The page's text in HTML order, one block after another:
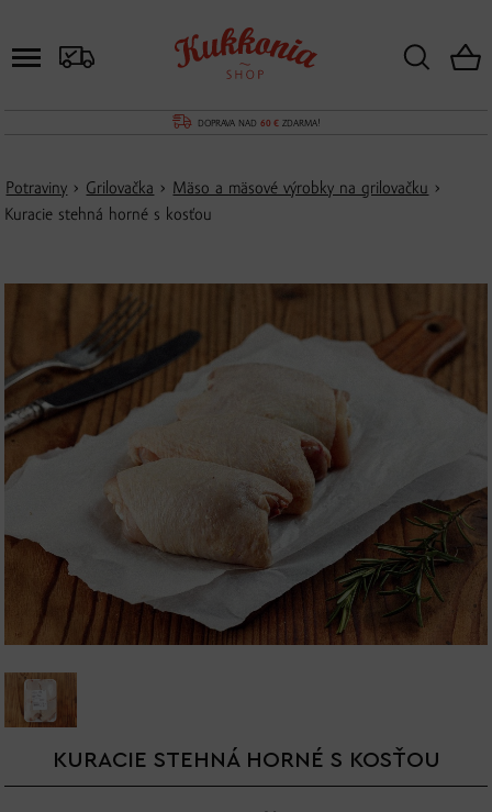
DOPRAVA NAD 60 €ZDARMA!
Potraviny › Grilovačka › Mäso a mäsové výrobky na grilovačku ›
Kuracie stehná horné s kosťou
KURACIE STEHNÁ HORNÉ S KOSŤOU